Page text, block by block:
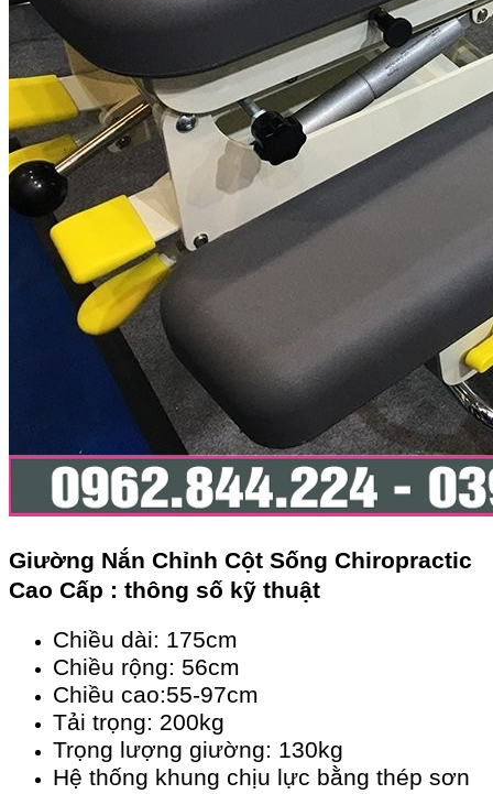
Giường Nắn Chỉnh Cột Sống Chiropractic
Cao Cấp : thông số kỹ thuật
Chiều dài: 175cm
Chiều rộng: 56cm
Chiều cao:55-97cm
Tải trọng: 200kg
Trọng lượng giường: 130kg
Hệ thống khung chịu lực bằng thép sơn